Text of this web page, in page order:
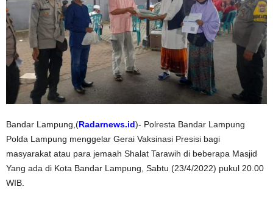
Bandar Lampung,(Radarnews.id)- Polresta Bandar Lampung
Polda Lampung menggelar Gerai Vaksinasi Presisi bagi
masyarakat atau para jemaah Shalat Tarawih di beberapa Masjid
Yang ada di Kota Bandar Lampung, Sabtu (23/4/2022) pukul 20.00
WIB.